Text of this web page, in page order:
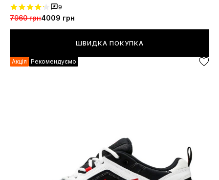
9
7960 грн4009 грн
ШВИДКА ПОКУПКА
Акція Рекомендуємо